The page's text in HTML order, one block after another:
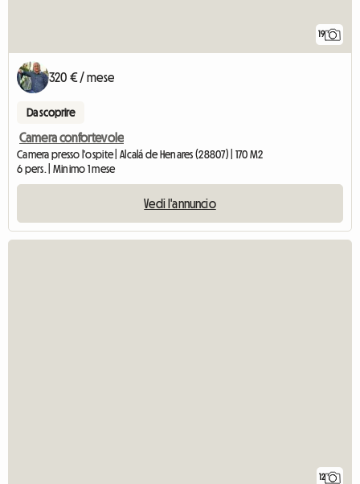
19
320 € / mese
Da scoprire
Camera confortevole
Camera presso l'ospite | Alcalá de Henares (28807) | 170 M2
6 pers. | Minimo 1 mese
Vedi l'annuncio
12